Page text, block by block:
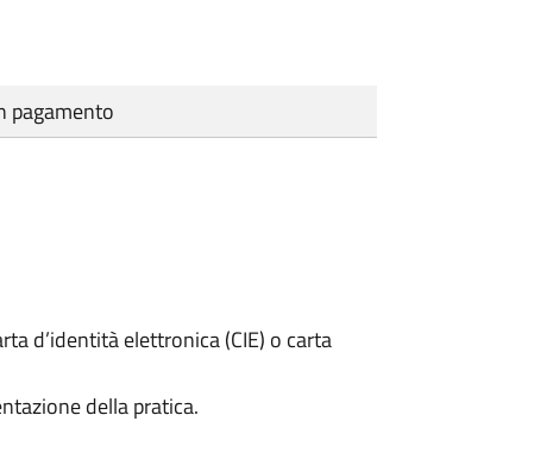
pagamento
d’identità elettronica (CIE) o carta
della pratica.